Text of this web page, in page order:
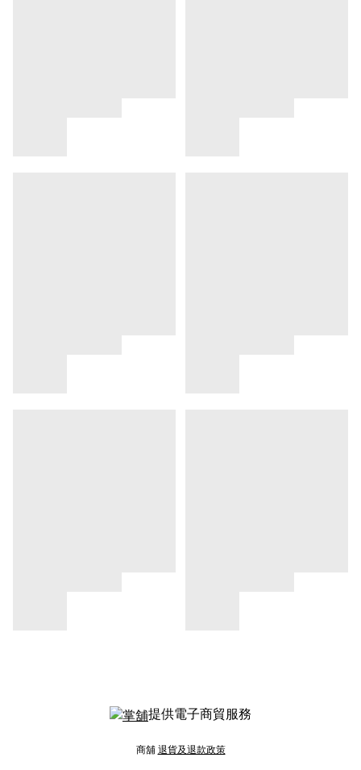
提供電子商貿服務
商舖 退貨及退款政策